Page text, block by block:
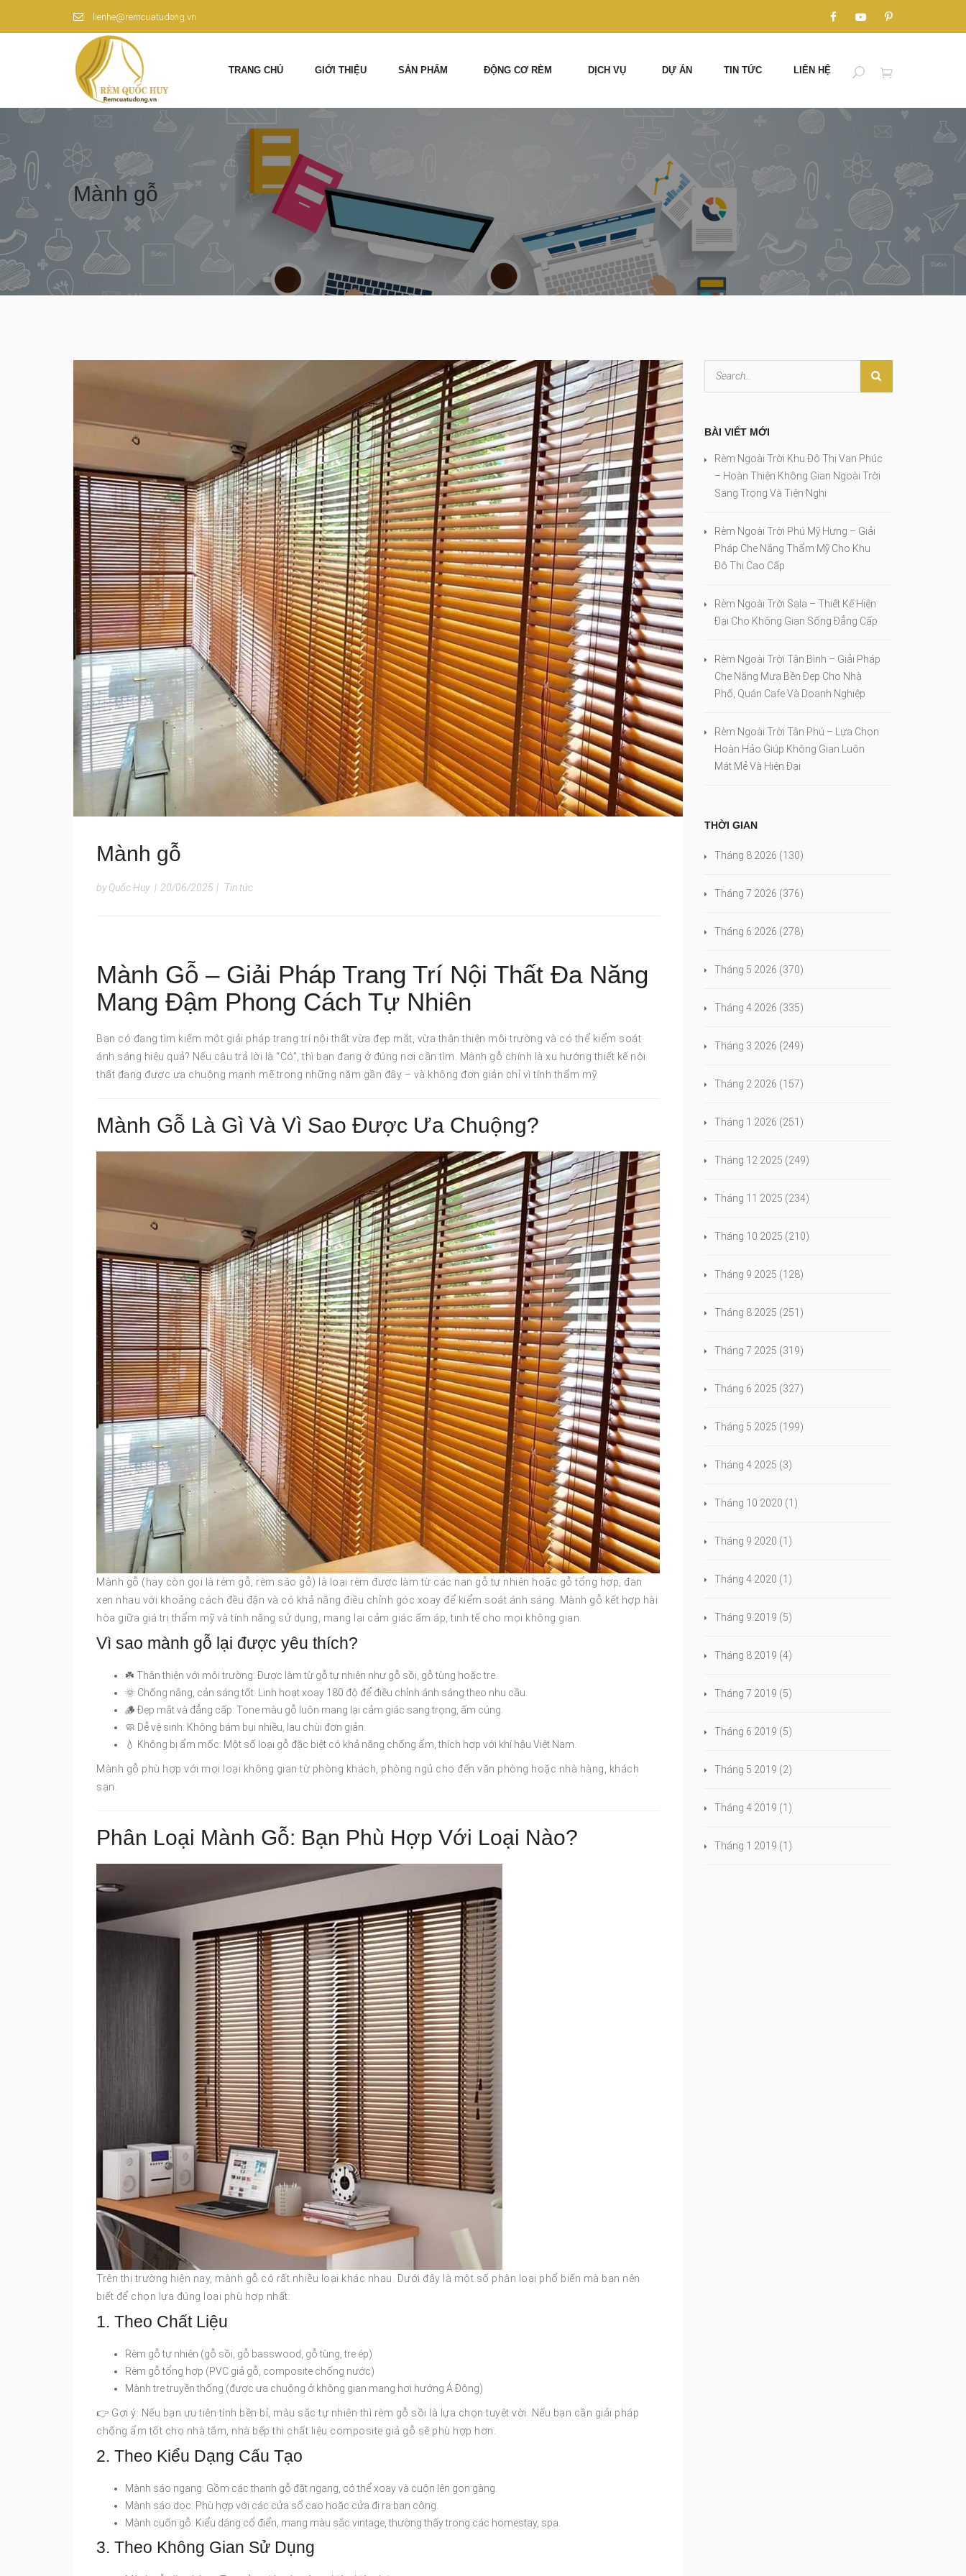
lienhe@remcuatudong.vn
TRANG CHỦ GIỚI THIỆU SẢN PHẨM ĐỘNG CƠ RÈM DỊCH VỤ DỰ ÁN TIN TỨC LIÊN HỆ
Mành gỗ
Mành gỗ
by Quốc Huy | 20/06/2025 | Tin tức
Mành Gỗ – Giải Pháp Trang Trí Nội Thất Đa Năng
Mang Đậm Phong Cách Tự Nhiên
Bạn có đang tìm kiếm một giải pháp trang trí nội thất vừa đẹp mắt, vừa thân thiện môi trường và có thể kiểm soát
ánh sáng hiệu quả? Nếu câu trả lời là “Có”, thì bạn đang ở đúng nơi cần tìm. Mành gỗ chính là xu hướng thiết kế nội
thất đang được ưa chuộng mạnh mẽ trong những năm gần đây – và không đơn giản chỉ vì tính thẩm mỹ.
Mành Gỗ Là Gì Và Vì Sao Được Ưa Chuộng?
Mành gỗ (hay còn gọi là rèm gỗ, rèm sáo gỗ) là loại rèm được làm từ các nan gỗ tự nhiên hoặc gỗ tổng hợp, đan
xen nhau với khoảng cách đều đặn và có khả năng điều chỉnh góc xoay để kiểm soát ánh sáng. Mành gỗ kết hợp hài
hòa giữa giá trị thẩm mỹ và tính năng sử dụng, mang lại cảm giác ấm áp, tinh tế cho mọi không gian.
Vì sao mành gỗ lại được yêu thích?
☘️ Thân thiện với môi trường: Được làm từ gỗ tự nhiên như gỗ sồi, gỗ tùng hoặc tre.
🌞 Chống nắng, cản sáng tốt: Linh hoạt xoay 180 độ để điều chỉnh ánh sáng theo nhu cầu.
🪵 Đẹp mắt và đẳng cấp: Tone màu gỗ luôn mang lại cảm giác sang trọng, ấm cúng.
🧼 Dễ vệ sinh: Không bám bụi nhiều, lau chùi đơn giản.
💧 Không bị ẩm mốc: Một số loại gỗ đặc biệt có khả năng chống ẩm, thích hợp với khí hậu Việt Nam.
Mành gỗ phù hợp với mọi loại không gian từ phòng khách, phòng ngủ cho đến văn phòng hoặc nhà hàng, khách
sạn.
Phân Loại Mành Gỗ: Bạn Phù Hợp Với Loại Nào?
Trên thị trường hiện nay, mành gỗ có rất nhiều loại khác nhau. Dưới đây là một số phân loại phổ biến mà bạn nên
biết để chọn lựa đúng loại phù hợp nhất:
1. Theo Chất Liệu
Rèm gỗ tự nhiên (gỗ sồi, gỗ basswood, gỗ tùng, tre ép)
Rèm gỗ tổng hợp (PVC giả gỗ, composite chống nước)
Mành tre truyền thống (được ưa chuộng ở không gian mang hơi hướng Á Đông)
👉 Gợi ý: Nếu bạn ưu tiên tính bền bỉ, màu sắc tự nhiên thì rèm gỗ sồi là lựa chọn tuyệt vời. Nếu bạn cần giải pháp
chống ẩm tốt cho nhà tắm, nhà bếp thì chất liệu composite giả gỗ sẽ phù hợp hơn.
2. Theo Kiểu Dạng Cấu Tạo
Mành sáo ngang: Gồm các thanh gỗ đặt ngang, có thể xoay và cuộn lên gọn gàng.
Mành sáo dọc: Phù hợp với các cửa sổ cao hoặc cửa đi ra ban công.
Mành cuốn gỗ: Kiểu dáng cổ điển, mang màu sắc vintage, thường thấy trong các homestay, spa.
3. Theo Không Gian Sử Dụng
BÀI VIẾT MỚI
Rèm Ngoài Trời Khu Đô Thị Vạn Phúc
– Hoàn Thiện Không Gian Ngoài Trời
Sang Trọng Và Tiện Nghi
Rèm Ngoài Trời Phú Mỹ Hưng – Giải
Pháp Che Nắng Thẩm Mỹ Cho Khu
Đô Thị Cao Cấp
Rèm Ngoài Trời Sala – Thiết Kế Hiện
Đại Cho Không Gian Sống Đẳng Cấp
Rèm Ngoài Trời Tân Bình – Giải Pháp
Che Nắng Mưa Bền Đẹp Cho Nhà
Phố, Quán Cafe Và Doanh Nghiệp
Rèm Ngoài Trời Tân Phú – Lựa Chọn
Hoàn Hảo Giúp Không Gian Luôn
Mát Mẻ Và Hiện Đại
THỜI GIAN
Tháng 8 2026 (130)
Tháng 7 2026 (376)
Tháng 6 2026 (278)
Tháng 5 2026 (370)
Tháng 4 2026 (335)
Tháng 3 2026 (249)
Tháng 2 2026 (157)
Tháng 1 2026 (251)
Tháng 12 2025 (249)
Tháng 11 2025 (234)
Tháng 10 2025 (210)
Tháng 9 2025 (128)
Tháng 8 2025 (251)
Tháng 7 2025 (319)
Tháng 6 2025 (327)
Tháng 5 2025 (199)
Tháng 4 2025 (3)
Tháng 10 2020 (1)
Tháng 9 2020 (1)
Tháng 4 2020 (1)
Tháng 9 2019 (5)
Tháng 8 2019 (4)
Tháng 7 2019 (5)
Tháng 6 2019 (5)
Tháng 5 2019 (2)
Tháng 4 2019 (1)
Tháng 1 2019 (1)